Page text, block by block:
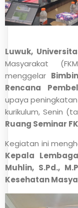
Luwuk,
Masyarakat
menggelar
Rencana
upaya
kurikulum, Senin
Ruang Seminar
Kegiatan ini
Kepala
Muhlin, S.Pd.,
Kesehatan